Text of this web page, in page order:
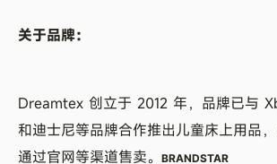
关于品牌：
Dreamtex 创立于 2012 年，品牌已与
和迪士尼等品牌合作推出儿童床上用品
通过官网等渠道售卖。
BRANDSTAR